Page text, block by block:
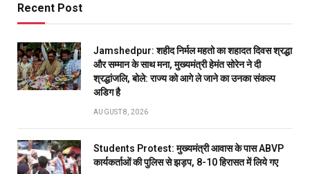
Recent Post
Jamshedpur: शहीद निर्मल महतो का शहादत दिवस श्रद्धा
और सम्मान के साथ मना, मुख्यमंत्री हेमंत सोरेन ने दी
श्रद्धांजलि, बोले: राज्य को आगे ले जाने का उनका संकल्प
अडिग है
AUGUST 8, 2026
Students Protest: मुख्यमंत्री आवास के पास ABVP
कार्यकर्ताओं की पुलिस से झड़प, 8-10 हिरासत में लिये गए